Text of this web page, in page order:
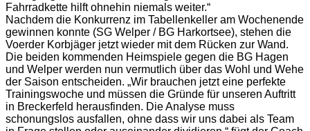
Fahrradkette hilft ohnehin niemals weiter.“
Nachdem die Konkurrenz im Tabellenkeller am Wochenende
gewinnen konnte (SG Welper / BG Harkortsee), stehen die
Voerder Korbjäger jetzt wieder mit dem Rücken zur Wand.
Die beiden kommenden Heimspiele gegen die BG Hagen
und Welper werden nun vermutlich über das Wohl und Wehe
der Saison entscheiden. „Wir brauchen jetzt eine perfekte
Trainingswoche und müssen die Gründe für unseren Auftritt
in Breckerfeld herausfinden. Die Analyse muss
schonungslos ausfallen, ohne dass wir uns dabei als Team